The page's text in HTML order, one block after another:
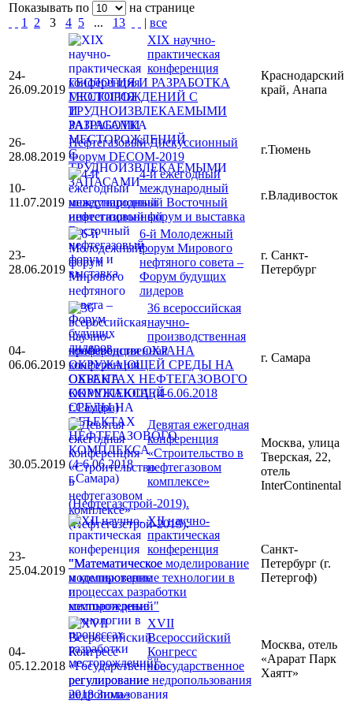
Показывать по
на странице
1
2 3 4 5 ... 13 | все
24-
26.09.2019
XIX научно-
практическая
конференция
ГЕОЛОГИЯ И РАЗРАБОТКА
МЕСТОРОЖДЕНИЙ С
ТРУДНОИЗВЛЕКАЕМЫМИ
ЗАПАСАМИ
Краснодарский
край, Анапа
26-
28.08.2019
Нефтегазовый Дискуссионный
Форум DECOM-2019
г.Тюмень
10-
11.07.2019
4-й ежегодный
международный
инвестиционный Восточный
нефтегазовый форум и выставка
г.Владивосток
23-
28.06.2019
6-й Молодежный
форум Мирового
нефтяного совета –
Форум будущих
лидеров
г. Санкт-
Петербург
04-
06.06.2019
36 всероссийская
научно-
производственная
конференция ОХРАНА
ОКРУЖАЮЩЕЙ СРЕДЫ НА
ОБЪЕКТАХ НЕФТЕГАЗОВОГО
КОМПЛЕКСА (4-6.06.2018
г.Самара)
г. Самара
30.05.2019
Девятая ежегодная
конференция
«Строительство в
нефтегазовом
комплексе»
(Нефтегазстрой-2019).
Москва, улица
Тверская, 22,
отель
InterContinental
23-
25.04.2019
XII научно-
практическая
конференция
"Математическое моделирование
и компьютерные технологии в
процессах разработки
месторождений"
Санкт-
Петербург (г.
Петергоф)
04-
05.12.2018
ХVII
Всероссийский
Конгресс
«Государственное
регулирование недропользования
2018 Зима»
Москва, отель
«Арарат Парк
Хаятт»